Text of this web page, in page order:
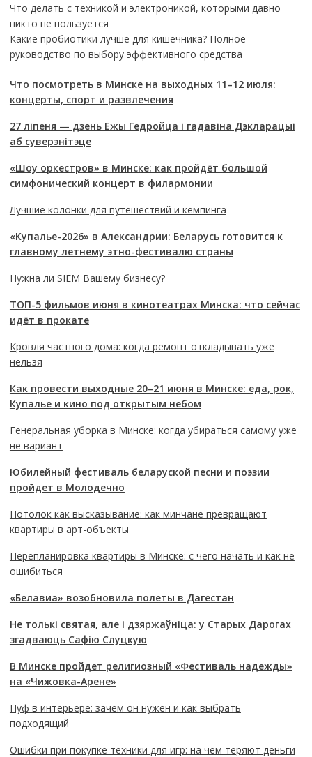
Что делать с техникой и электроникой, которыми давно
никто не пользуется
Какие пробиотики лучше для кишечника? Полное
руководство по выбору эффективного средства
Что посмотреть в Минске на выходных 11–12 июля:
концерты, спорт и развлечения
27 ліпеня — дзень Ежы Гедройца і гадавіна Дэкларацыі
аб суверэнітэце
«Шоу оркестров» в Минске: как пройдёт большой
симфонический концерт в филармонии
Лучшие колонки для путешествий и кемпинга
«Купалье-2026» в Александрии: Беларусь готовится к
главному летнему этно-фестивалю страны
Нужна ли SIEM Вашему бизнесу?
ТОП-5 фильмов июня в кинотеатрах Минска: что сейчас
идёт в прокате
Кровля частного дома: когда ремонт откладывать уже
нельзя
Как провести выходные 20–21 июня в Минске: еда, рок,
Купалье и кино под открытым небом
Генеральная уборка в Минске: когда убираться самому уже
не вариант
Юбилейный фестиваль беларуской песни и поэзии
пройдет в Молодечно
Потолок как высказывание: как минчане превращают
квартиры в арт-объекты
Перепланировка квартиры в Минске: с чего начать и как не
ошибиться
«Белавиа» возобновила полеты в Дагестан
Не толькі святая, але і дзяржаўніца: у Старых Дарогах
згадваюць Сафію Слуцкую
В Минске пройдет религиозный «Фестиваль надежды»
на «Чижовка-Арене»
Пуф в интерьере: зачем он нужен и как выбрать
подходящий
Ошибки при покупке техники для игр: на чем теряют деньги